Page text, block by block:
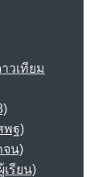
วเทียม
พฐ)
จน)
รียน)